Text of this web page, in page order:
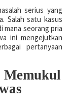
serius yang
Salah satu kasus
mana seorang pria
ini mengejutkan
pertanyaan